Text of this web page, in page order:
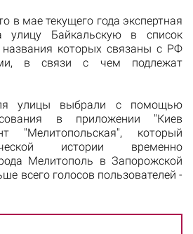
в мае текущего года экспертная
улицу Байкальскую в список
названия которых связаны с РФ
в связи с чем подлежат
улицы выбрали с помощью
в приложении "Киев
"Мелитопольская", который
истории временно
Мелитополь в Запорожской
всего голосов пользователей -